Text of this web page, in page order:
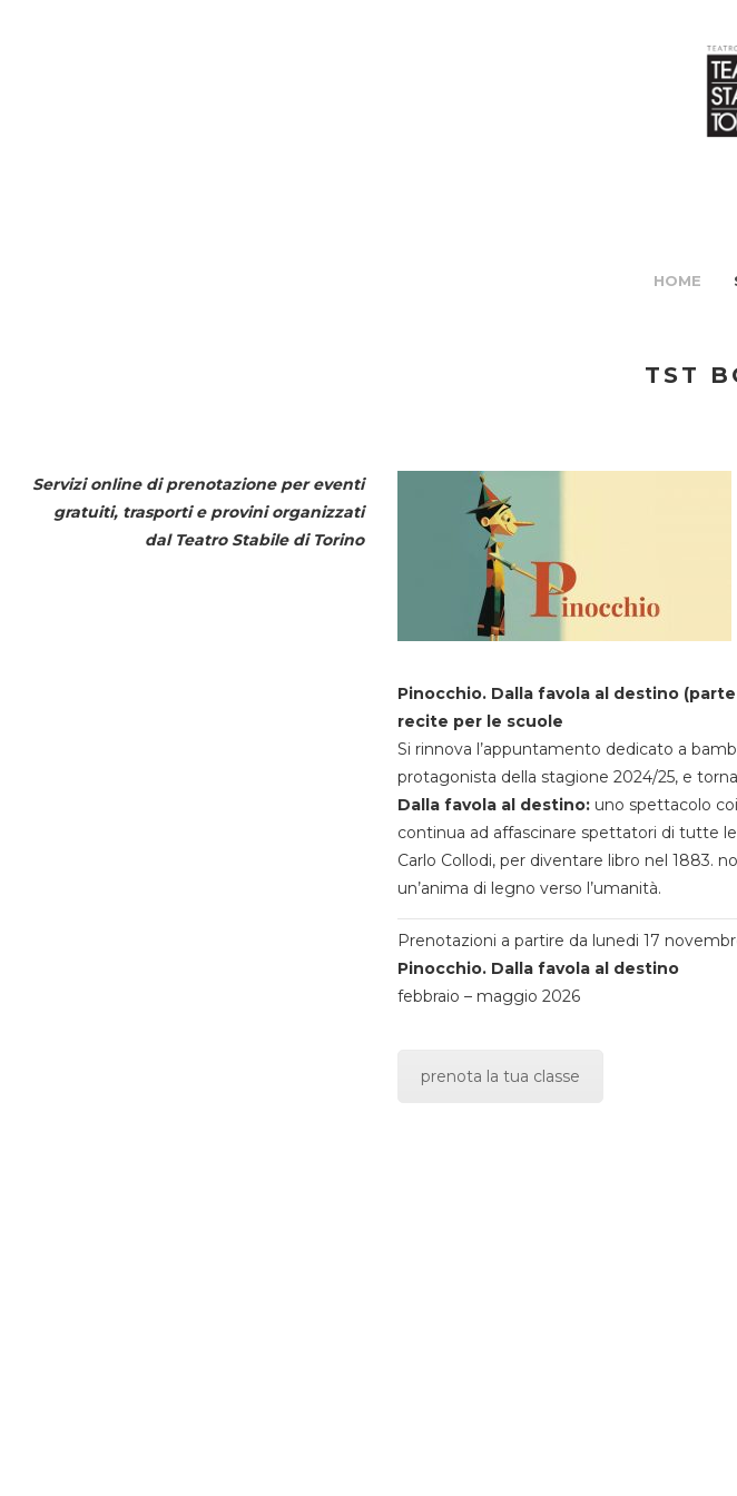
HOME
TST
Servizi online di prenotazione per eventi
gratuiti, trasporti e provini organizzati
dal Teatro Stabile di Torino
Pinocchio. Dalla favola al destino (parte
recite per le scuole
Si rinnova l’appuntamento dedicato a
protagonista della stagione 2024/25, e
Dalla favola al destino:uno spettacolo
continua ad affascinare spettatori di tutte
Carlo Collodi, per diventare libro nel 1883.
un’anima di legno verso l’umanità.
Prenotazioni a partire da lunedi 17
Pinocchio. Dalla favola al destino
febbraio – maggio 2026
prenota la tua classe